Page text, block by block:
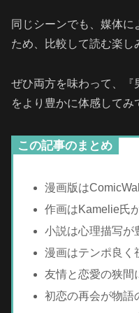
同じシーンでも、媒体
ため、比較して読む楽し
ぜひ両方を味わって、『
をより豊かに体感してみ
この記事のまとめ
漫画版は
作画はKamelie氏
小説は心理描写が
漫画はテンポ良く
友情と恋愛の狭間
初恋の再会が物語